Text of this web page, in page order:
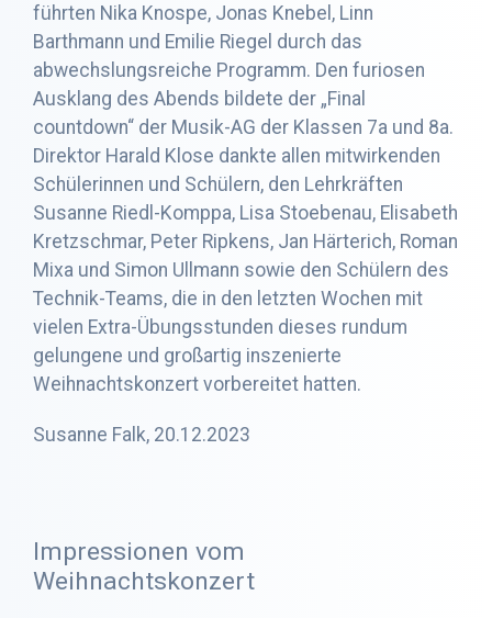
führten Nika Knospe, Jonas Knebel, Linn
Barthmann und Emilie Riegel durch das
abwechslungsreiche Programm. Den furiosen
Ausklang des Abends bildete der „Final
countdown“ der Musik-AG der Klassen 7a und 8a.
Direktor Harald Klose dankte allen mitwirkenden
Schülerinnen und Schülern, den Lehrkräften
Susanne Riedl-Komppa, Lisa Stoebenau, Elisabeth
Kretzschmar, Peter Ripkens, Jan Härterich, Roman
Mixa und Simon Ullmann sowie den Schülern des
Technik-Teams, die in den letzten Wochen mit
vielen Extra-Übungsstunden dieses rundum
gelungene und großartig inszenierte
Weihnachtskonzert vorbereitet hatten.
Susanne Falk, 20.12.2023
Impressionen vom
Weihnachtskonzert